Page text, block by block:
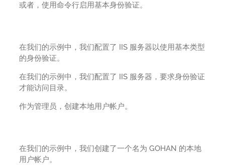
或者，使用命令行启用基本身份验证。
在我们的示例中，我们配置了 IIS 服务器以使用基本类型
的身份验证。
在我们的示例中，我们配置了 IIS 服务器，要求身份验证
才能访问目录。
作为管理员，创建本地用户帐户。
在我们的示例中，我们创建了一个名为 GOHAN 的本地
用户帐户。